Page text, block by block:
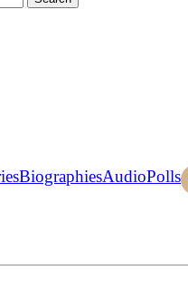
BiographiesAudioPolls